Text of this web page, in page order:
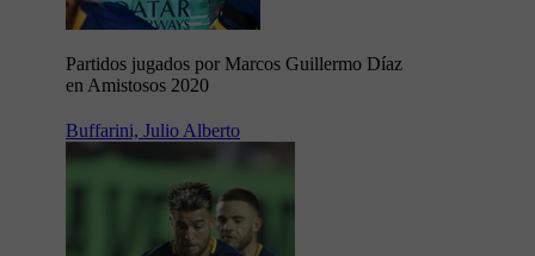
Partidos jugados por Marcos Guillermo Díaz
en Amistosos 2020
Buffarini, Julio Alberto